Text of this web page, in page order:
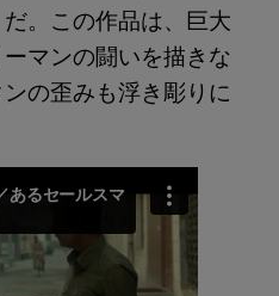
。この作品は、巨大
マンの闘いを描きな
の歪みも浮き彫りに